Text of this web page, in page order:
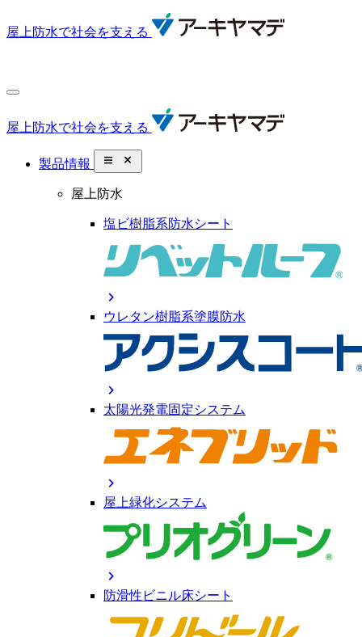
屋上防水で社会を支える
屋上防水で社会を支える
製品情報 close_small
屋上防水
塩ビ樹脂系防水シート
chevron_right
ウレタン樹脂系塗膜防水
chevron_right
太陽光発電固定システム
chevron_right
屋上緑化システム
chevron_right
防滑性ビニル床シート